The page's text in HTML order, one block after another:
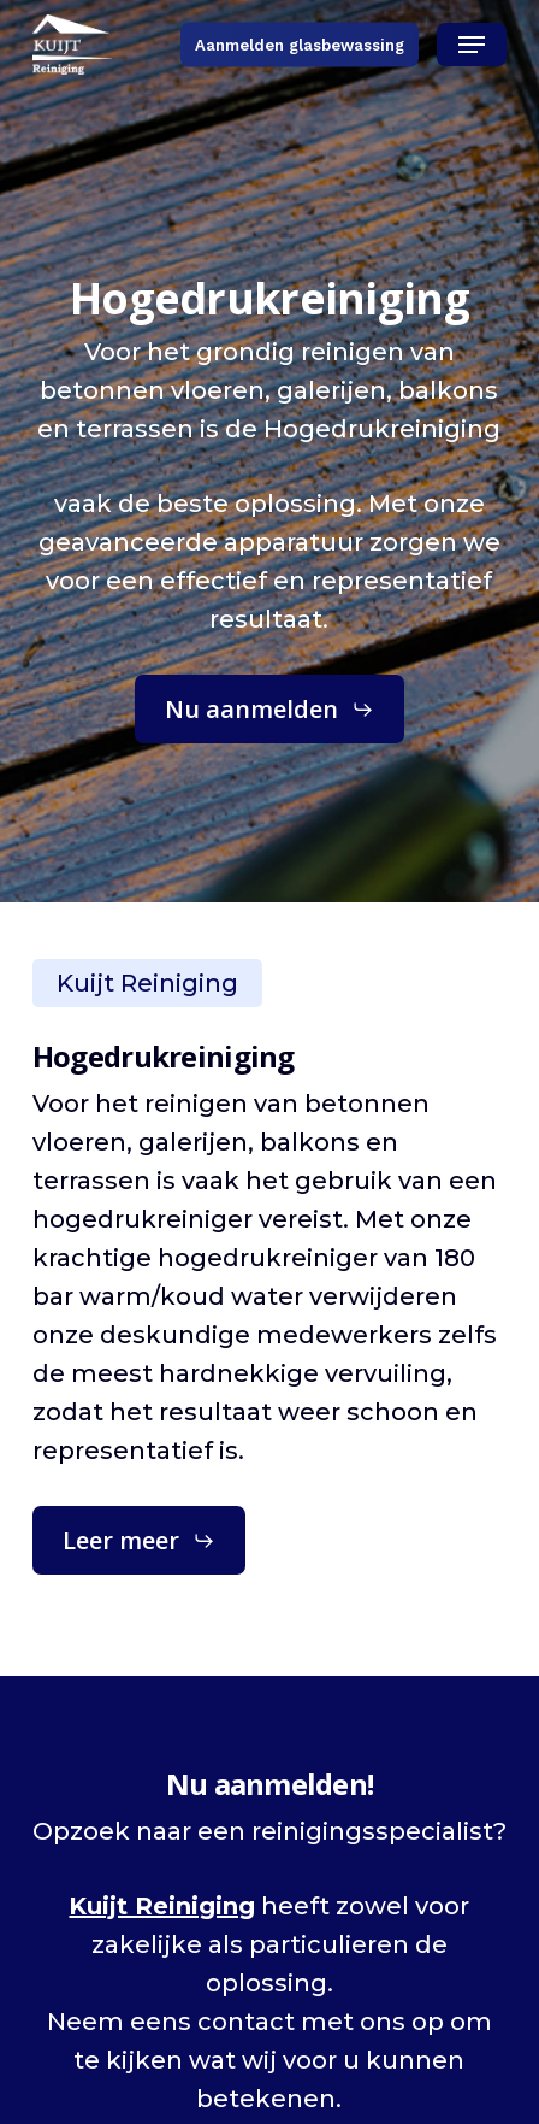
Skip
to
main
content
Aanmelden glasbewassing Menu
Hogedrukreiniging
Voor het grondig reinigen van
betonnen vloeren, galerijen, balkons
en terrassen is de Hogedrukreiniging
vaak de beste oplossing. Met onze
geavanceerde apparatuur zorgen we
voor een effectief en representatief
resultaat.
Nu aanmelden
Kuijt Reiniging
Hogedrukreiniging
Voor het reinigen van betonnen
vloeren, galerijen, balkons en
terrassen is vaak het gebruik van een
hogedrukreiniger vereist. Met onze
krachtige hogedrukreiniger van 180
bar warm/koud water verwijderen
onze deskundige medewerkers zelfs
de meest hardnekkige vervuiling,
zodat het resultaat weer schoon en
representatief is.
Leer meer
Nu aanmelden!
Opzoek naar een reinigingsspecialist?
Kuijt Reiniging heeft zowel voor
zakelijke als particulieren de
oplossing.
Neem eens contact met ons op om
te kijken wat wij voor u kunnen
betekenen.